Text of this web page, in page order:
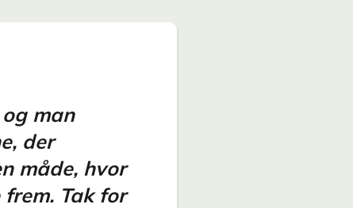
man
der
måde, hvor
Tak for